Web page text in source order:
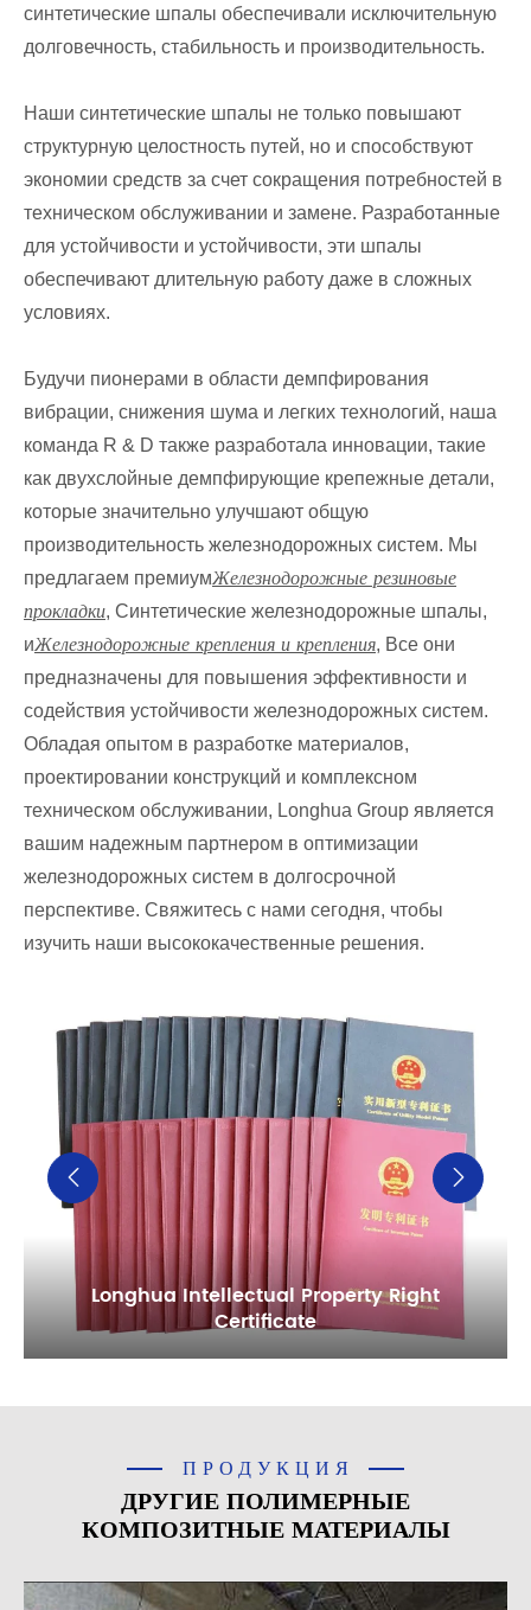
синтетические шпалы обеспечивали исключительную
долговечность, стабильность и производительность.
Наши синтетические шпалы не только повышают
структурную целостность путей, но и способствуют
экономии средств за счет сокращения потребностей в
техническом обслуживании и замене. Разработанные
для устойчивости и устойчивости, эти шпалы
обеспечивают длительную работу даже в сложных
условиях.
Будучи пионерами в области демпфирования
вибрации, снижения шума и легких технологий, наша
команда R & D также разработала инновации, такие
как двухслойные демпфирующие крепежные детали,
которые значительно улучшают общую
производительность железнодорожных систем. Мы
предлагаем премиумЖелезнодорожные резиновые
прокладки, Синтетические железнодорожные шпалы,
иЖелезнодорожные крепления и крепления, Все они
предназначены для повышения эффективности и
содействия устойчивости железнодорожных систем.
Обладая опытом в разработке материалов,
проектировании конструкций и комплексном
техническом обслуживании, Longhua Group является
вашим надежным партнером в оптимизации
железнодорожных систем в долгосрочной
перспективе. Свяжитесь с нами сегодня, чтобы
изучить наши высококачественные решения.
Longhua Intellectual Property Right
Certificate
 
ПРОДУКЦИЯ
ДРУГИЕ ПОЛИМЕРНЫЕ
КОМПОЗИТНЫЕ МАТЕРИАЛЫ